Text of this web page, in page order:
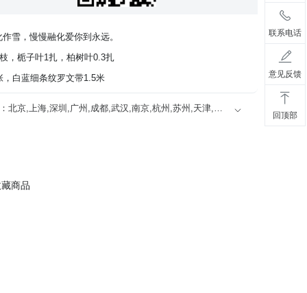
雪，慢慢融化爱你到永远。
，栀子叶1扎，柏树叶0.3扎
白蓝细条纹罗文带1.5米
限送100多个主要城市的市区及近郊：北京,上海,深圳,广州,成都,武汉,南京,杭州,苏州,天津,西安,长沙,东莞,厦门,佛山,沈阳,合肥,重庆,大连,郑州,青岛,太原,无锡,石家庄,济南,宁波,哈尔滨,乌鲁木齐,贵阳,昆明,福州,长春,南昌,兰州,珠海,南宁,中山,常州,金华,邯郸,泉州,海口,嘉兴,南通,呼和浩特,廊坊,唐山,温州,徐州,绵阳,烟台,襄阳,保定,潍坊,镇江,衡阳,包头,赣州,扬州,清远,荆州,莆田,汉中,洛阳,湛江,九江,鞍山,大庆,秦皇岛,张家口,桂林,吉林,淄博,蚌埠,柳州,遵义,邢台,宜春,漳州,三亚,宜宾,东营,临沂,德州,开封,大同,龙岩,齐齐哈尔,连云港,新乡,黄冈,焦作,十堰,驻马店,信阳,牡丹江,黄石,宝鸡,丹东,阜阳,北海,聊城,锦州,许昌,内江,萍乡,安庆,承德,商丘,盘锦,乐山,沧州,河源,营口,平顶山,临汾,韶关,日照,新余,晋城,松原,淮北,淮南,晋中,潮州,滨州,自贡,六安,株州,濮阳,常熟,晋江,顺德,江阴,吴江,昆山,义乌,惠阳,银川,温江,燕郊,新都,涿州,南沙,宜兴,即墨,海安县,都江堰,增城,仙桃,菏泽
商品
联系电话
意见反馈
回顶部